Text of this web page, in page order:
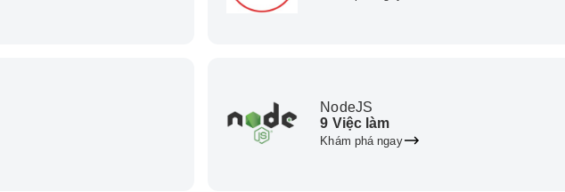
NodeJS
9 Việc làm
Khám phá ngay